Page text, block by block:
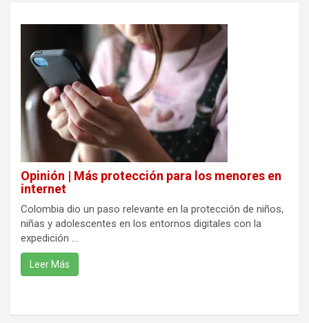
Opinión | Más protección para los menores en
internet
Colombia dio un paso relevante en la protección de niños,
niñas y adolescentes en los entornos digitales con la
expedición ...
Leer Más